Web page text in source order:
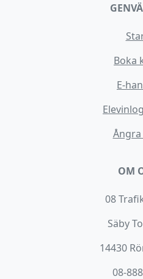
Boka
E-
OM
08
Säby
14430
08-